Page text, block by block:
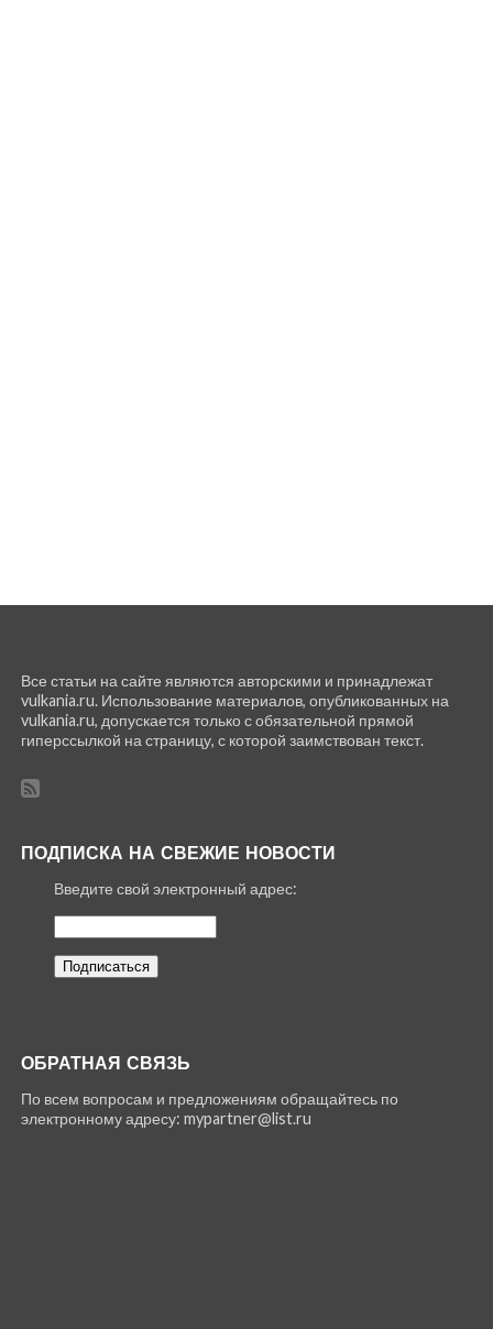
Все статьи на сайте являются авторскими и принадлежат
vulkania.ru. Использование материалов, опубликованных на
vulkania.ru, допускается только с обязательной прямой
гиперссылкой на страницу, с которой заимствован текст.
ПОДПИСКА НА СВЕЖИЕ НОВОСТИ
Введите свой электронный адрес:
ОБРАТНАЯ СВЯЗЬ
По всем вопросам и предложениям обращайтесь по
электронному адресу: mypartner@list.ru